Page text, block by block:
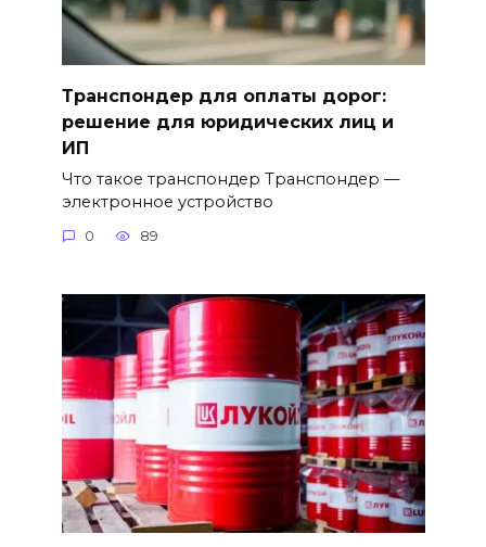
Транспондер для оплаты дорог:
решение для юридических лиц и
ИП
Что такое транспондер Транспондер —
электронное устройство
0 89